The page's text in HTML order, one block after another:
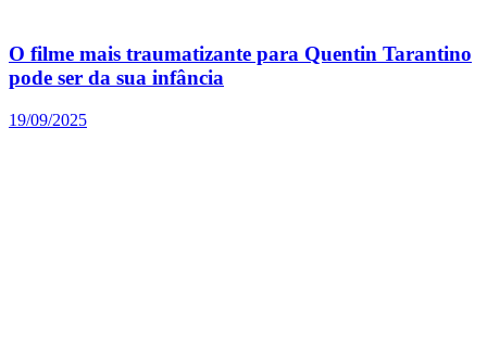
O filme mais traumatizante para Quentin Tarantino
pode ser da sua infância
19/09/2025